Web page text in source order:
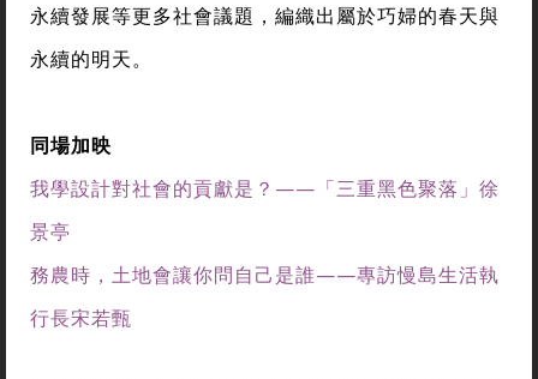
永續發展等更多社會議題，編織出屬於巧婦的春天與
永續的明天。
同場加映
我學設計對社會的貢獻是？——「三重黑色聚落」徐
景亭
務農時，土地會讓你問自己是誰——專訪慢島生活執
行長宋若甄